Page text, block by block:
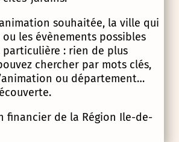
souhaitée, la ville qui
les évènements possibles
: rien de plus
chercher par mots clés,
ou département…
financier de la Région Ile-de-